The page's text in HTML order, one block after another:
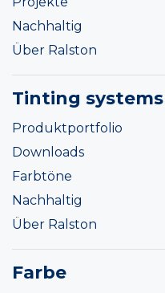
Nachhaltig
Über Ralston
Tinting systems
Produktportfolio
Downloads
Farbtöne
Nachhaltig
Über Ralston
Farbe